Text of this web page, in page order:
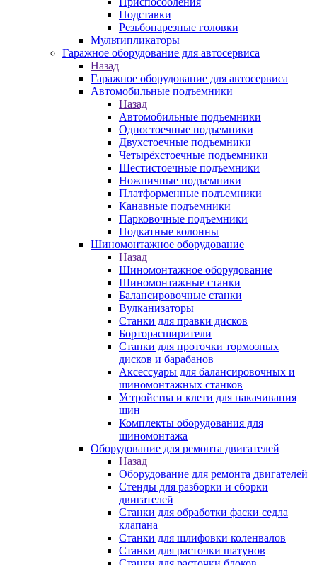
Подставки
Резьбонарезные головки
Мультипликаторы
Гаражное оборудование для автосервиса
Назад
Гаражное оборудование для автосервиса
Автомобильные подъемники
Назад
Автомобильные подъемники
Одностоечные подъемники
Двухстоечные подъемники
Четырёхстоечные подъемники
Шестистоечные подъемники
Ножничные подъемники
Платформенные подъемники
Канавные подъемники
Парковочные подъемники
Подкатные колонны
Шиномонтажное оборудование
Назад
Шиномонтажное оборудование
Шиномонтажные станки
Балансировочные станки
Вулканизаторы
Станки для правки дисков
Борторасширители
Станки для проточки тормозных
дисков и барабанов
Аксессуары для балансировочных и
шиномонтажных станков
Устройства и клети для накачивания
шин
Комплекты оборудования для
шиномонтажа
Оборудование для ремонта двигателей
Назад
Оборудование для ремонта двигателей
Стенды для разборки и сборки
двигателей
Станки для обработки фаски седла
клапана
Станки для шлифовки коленвалов
Станки для расточки шатунов